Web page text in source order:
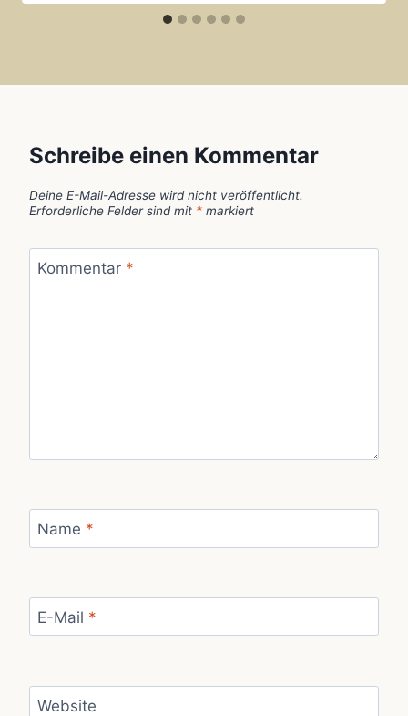
Schreibe einen Kommentar
Deine E-Mail-Adresse wird nicht veröffentlicht.
Erforderliche Felder sind mit * markiert
Kommentar *
Name *
E-Mail *
Website